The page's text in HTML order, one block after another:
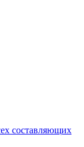
составляющих